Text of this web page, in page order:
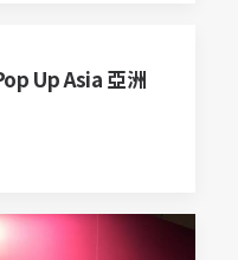
Up Asia 亞洲